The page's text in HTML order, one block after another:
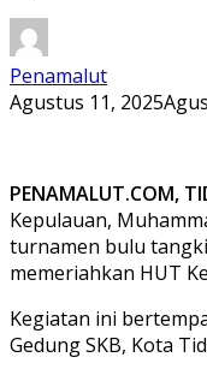
Penamalut
Agustus 11, 2025
PENAMALUT.COM,
Kepulauan,
turnamen bulu
memeriahkan HUT
Kegiatan ini
Gedung SKB, Kota